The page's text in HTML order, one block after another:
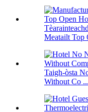
Meatailt Top
Taigh-òsta
Without Co ...